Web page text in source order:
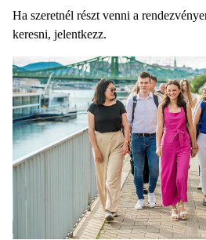
Ha szeretnél részt venni a
keresni, jelentkezz.